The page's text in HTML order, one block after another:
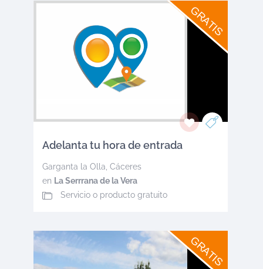
GRATIS
Adelanta tu hora de entrada
Garganta la Olla Cáceres
en La Serrrana de la Vera
Servicio o producto gratuito
GRATIS